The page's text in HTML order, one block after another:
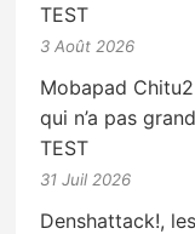
TEST
3 Août 2026
Mobapad
qui n’a pas
TEST
31 Juil 2026
Denshattack!,